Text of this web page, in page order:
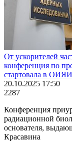
От ускорителей
конференция по
стартовала в ОИЯИ
20.10.2025 17:50
2287
Конференция
радиационной
основателя,
Красавина